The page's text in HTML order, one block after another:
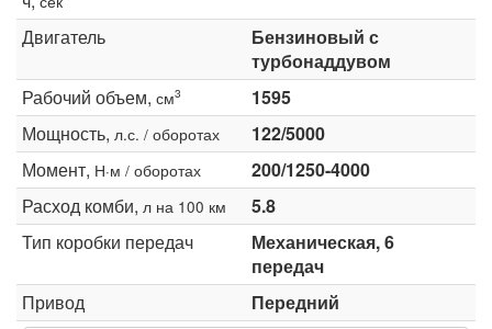
Двигатель
Бензиновый с
турбонаддувом
Рабочий объем, см3
1595
Мощность, л.с. / оборотах
122/5000
Момент, Н·м / оборотах
200/1250-4000
Расход комби, л на 100 км
5.8
Тип коробки передач
Механическая, 6
передач
Привод
Передний